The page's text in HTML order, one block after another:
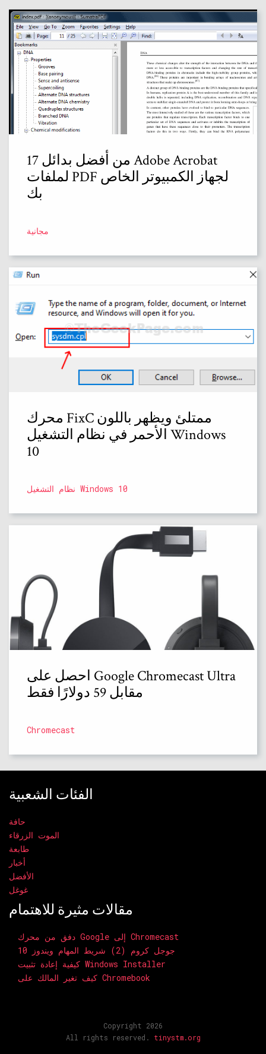
17 من أفضل بدائل Adobe Acrobat
لملفات PDF لجهاز الكمبيوتر الخاص
بك
مجانية
محرك FixC ممتلئ ويظهر باللون
الأحمر في نظام التشغيل Windows
10
نظام التشغيل Windows 10
احصل على Google Chromecast Ultra
مقابل 59 دولارًا فقط
Chromecast
الفئات الشعبية
حافة
الموت الزرقاء
طابعة
أخبار
الأفضل
غوغل
مقالات مثيرة للاهتمام
دفق من محرك Google إلى Chromecast
جوجل كروم (2) شريط المهام ويندوز 10
كيفية إعادة تثبيت Windows Installer
كيف تغير المالك على Chromebook
Copyright 2026
All rights reserved. tinystm.org